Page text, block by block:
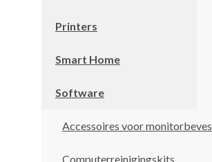
Printers
Smart Home
Software
Accessoires voor
Computerreinigingskits